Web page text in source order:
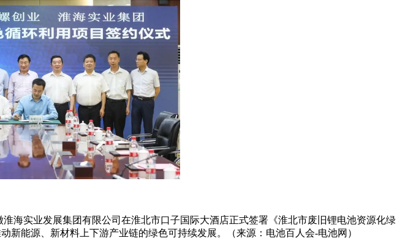
海实业发展集团有限公司在淮北市口子国际大酒店正式签署《淮北市废旧锂电池资源化绿
能源、新材料上下游产业链的绿色可持续发展。（来源：电池百人会-电池网）